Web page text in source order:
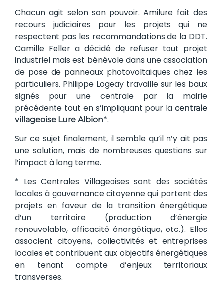
Chacun agit selon son pouvoir. Amilure fait des
recours judiciaires pour les projets qui ne
respectent pas les recommandations de la DDT.
Camille Feller a décidé de refuser tout projet
industriel mais est bénévole dans une association
de pose de panneaux photovoltaïques chez les
particuliers. Philippe Logeay travaille sur les baux
signés pour une centrale par la mairie
précédente tout en s’impliquant pour la centrale
villageoise Lure Albion*.
Sur ce sujet finalement, il semble qu’il n’y ait pas
une solution, mais de nombreuses questions sur
l’impact à long terme.
* Les Centrales Villageoises sont des sociétés
locales à gouvernance citoyenne qui portent des
projets en faveur de la transition énergétique
d’un territoire (production d’énergie
renouvelable, efficacité énergétique, etc.). Elles
associent citoyens, collectivités et entreprises
locales et contribuent aux objectifs énergétiques
en tenant compte d’enjeux territoriaux
transverses.